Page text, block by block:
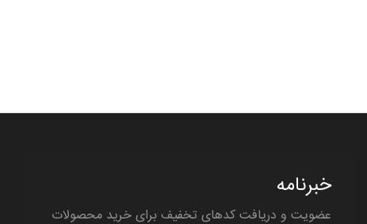
خبرنامه
عضویت و دریافت کدهای تخفیف برای خرید محصولات